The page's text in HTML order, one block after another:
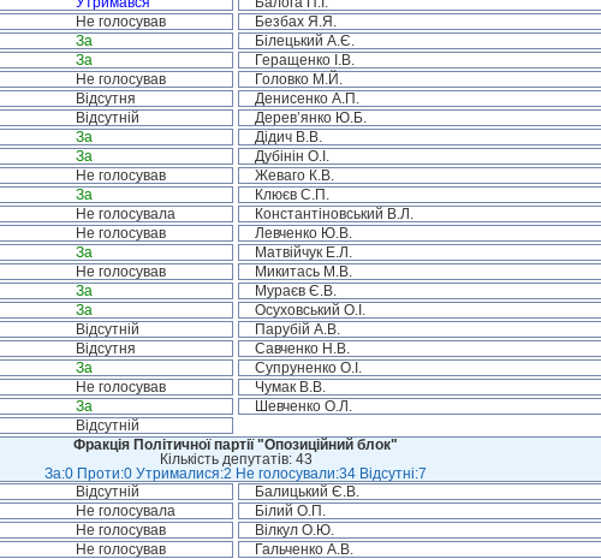
Не голосував Безбах Я.Я.
За Білецький А.Є.
За Геращенко І.В.
Не голосував Головко М.Й.
Відсутня Денисенко А.П.
Відсутній Дерев’янко Ю.Б.
За Дідич В.В.
За Дубінін О.І.
Не голосував Жеваго К.В.
За Клюєв С.П.
Не голосувала Константіновський В.Л.
Не голосував Левченко Ю.В.
За Матвійчук Е.Л.
Не голосував Микитась М.В.
За Мураєв Є.В.
За Осуховський О.І.
Відсутній Парубій А.В.
Відсутня Савченко Н.В.
За Супруненко О.І.
Не голосував Чумак В.В.
За Шевченко О.Л.
Відсутній
Фракція Політичної партії "Опозиційний блок"
Кількість депутатів: 43
За:0 Проти:0 Утрималися:2 Не голосували:34 Відсутні:7
Відсутній Балицький Є.В.
Не голосувала Білий О.П.
Не голосував Вілкул О.Ю.
Не голосував Гальченко А.В.